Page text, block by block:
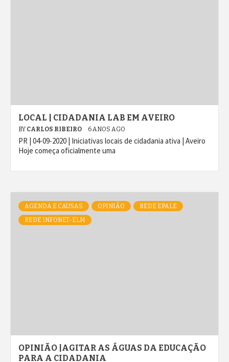
LOCAL | CIDADANIA LAB EM AVEIRO
BY CARLOS RIBEIRO 6 ANOS AGO
PR | 04-09-2020 | Iniciativas locais de cidadania ativa | Aveiro
Hoje começa oficialmente uma
AGENDA E CAUSAS OPINIÃO
REDE EPALE
REDE INFONET-ELM
OPINIÃO |AGITAR AS ÁGUAS DA EDUCAÇÃO
PARA A CIDADANIA